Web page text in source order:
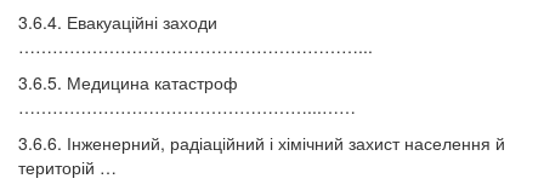
3.6.4. Евакуаційні заходи
……………………………………………………...
3.6.5. Медицина катастроф
……………………………………………...……
3.6.6. Інженерний, радіаційний і хімічний захист населення й
територій …